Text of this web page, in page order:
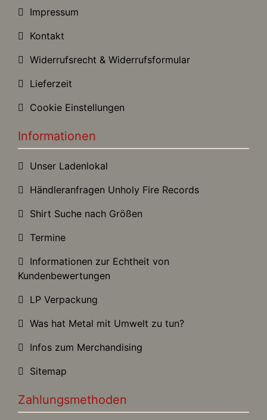
Impressum
Kontakt
Widerrufsrecht & Widerrufsformular
Lieferzeit
Cookie Einstellungen
Informationen
Unser Ladenlokal
Händleranfragen Unholy Fire Records
Shirt Suche nach Größen
Termine
Informationen zur Echtheit von
Kundenbewertungen
LP Verpackung
Was hat Metal mit Umwelt zu tun?
Infos zum Merchandising
Sitemap
Zahlungsmethoden